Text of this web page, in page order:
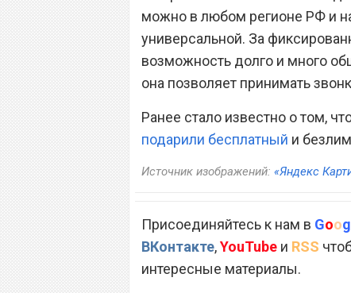
можно в любом регионе РФ и
универсальной. За
возможность долго и много
она позволяет принимать
Ранее стало известно о том,
подарили бесплатный и
Источник изображений: «Яндекс
Присоединяйтесь к нам в Goog
ВКонтакте,YouTube и RSS
интересные материалы.